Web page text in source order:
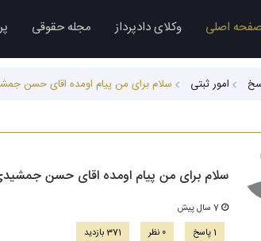
اصلی وکلای دادپرداز مجله حقوقی
امور ثبتی سلام برای من پیام اومده اقای حسن جمشیدی پرونده
سلام برای من پیام اومده اقای حسن جمشیدی پرونده شما
7 سال پیش
1 پاسخ
0 نظر 371 بازدید